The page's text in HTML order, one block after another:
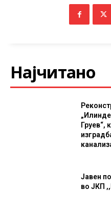
Најчитано
Груев“,
Јавен
во ЈКП